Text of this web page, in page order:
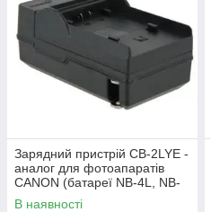
Зарядний пристрій CB-2LYE -
аналог для фотоапаратів
CANON (батареї NB-4L, NB-
6L, NB-6LH, NB-8L)
В наявності